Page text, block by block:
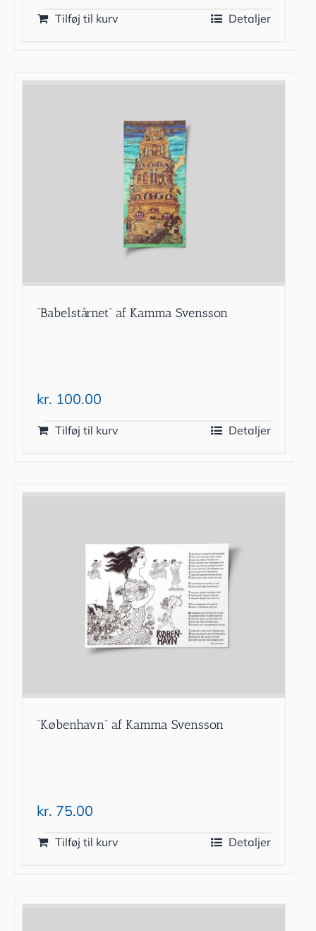
Tilføj til kurv Detaljer
”Babelstårnet” af Kamma Svensson
kr. 100.00
Tilføj til kurv Detaljer
”København” af Kamma Svensson
kr. 75.00
Tilføj til kurv Detaljer